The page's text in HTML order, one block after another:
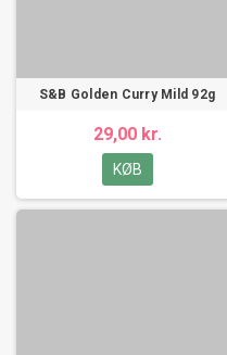
S&B Golden Curry Mild 92g
29,00 kr.
KØB